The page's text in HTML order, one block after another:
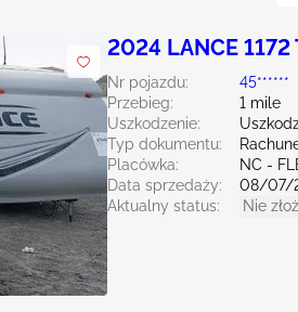
2024 LANCE 1172
Nr pojazdu:
45******
Przebieg:
1 mile
Uszkodzenie:
Typ dokumentu:
Placówka:
NC -
Data sprzedaży:
08/07/
Aktualny status:
Nie